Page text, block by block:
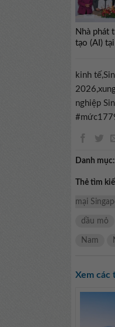
Nhà phát
tạo (AI)
kinh
nghiệp
Danh mục:
Thẻ tìm
mại
dầu mỏ
Nam
Xem các